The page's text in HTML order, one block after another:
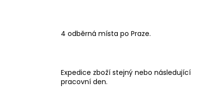
4 odběrná místa po Praze.
Expedice zboží stejný nebo následující
pracovní den.